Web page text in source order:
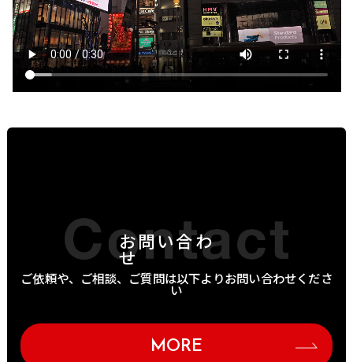
お問い合わ
せ
ご依頼や、ご相談、ご質問は以下よりお問い合わせくださ
い
MORE